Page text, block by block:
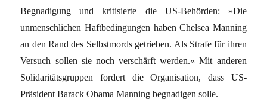
Begnadigung und kritisierte die US-Behörden: »Die
unmenschlichen Haftbedingungen haben Chelsea Manning
an den Rand des Selbstmords getrieben. Als Strafe für ihren
Versuch sollen sie noch verschärft werden.« Mit anderen
Solidaritätsgruppen fordert die Organisation, dass US-
Präsident Barack Obama Manning begnadigen solle.